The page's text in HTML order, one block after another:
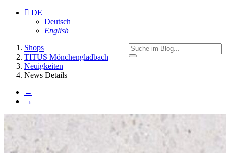
DE
Deutsch
English
here:
Shops
TITUS Mönchengladbach
Neuigkeiten
News Details
←
→